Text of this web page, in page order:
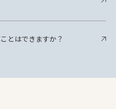
とはできますか？